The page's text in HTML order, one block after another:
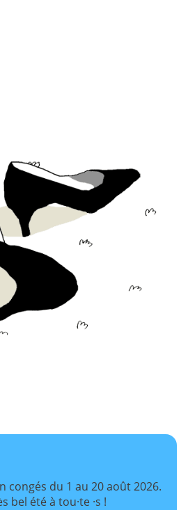
congés du 1 au 20 août 2026.
bel été à tou·te ·s !